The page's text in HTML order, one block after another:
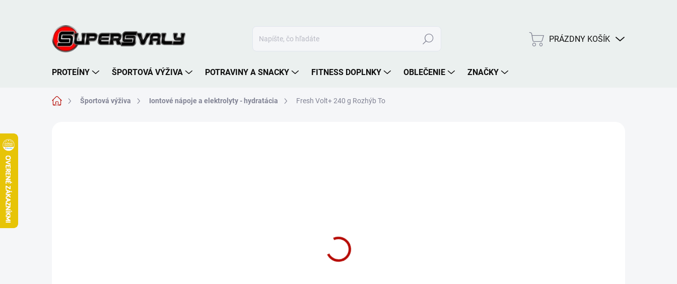
Hľadať
NÁKUPNÝ
PRÁZDNY KOŠÍK
PROTEÍNY ŠPORTOVÁ VÝŽIVA POTRAVINY A SNACKY FITNESS DOPLNKY OBLEČENIE ZNAČKY
DomovŠportová výživa Iontové nápoje a elektrolyty - hydratácia Fresh Volt+ 240 g Rozhýb To